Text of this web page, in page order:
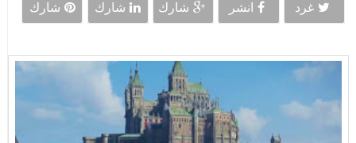
غرد انشر شارك شارك شارك